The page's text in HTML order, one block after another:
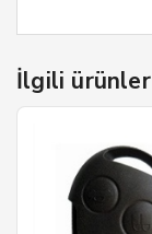
İlgili ürünler